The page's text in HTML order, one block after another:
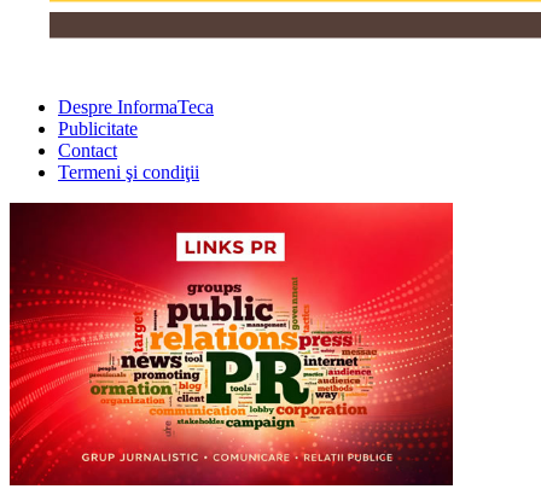
Despre InformaTeca
Publicitate
Contact
Termeni şi condiţii